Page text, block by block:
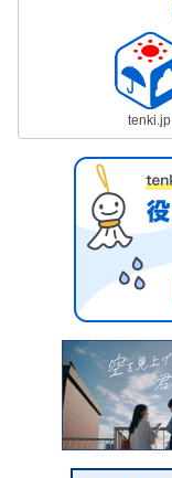
tenki.jp